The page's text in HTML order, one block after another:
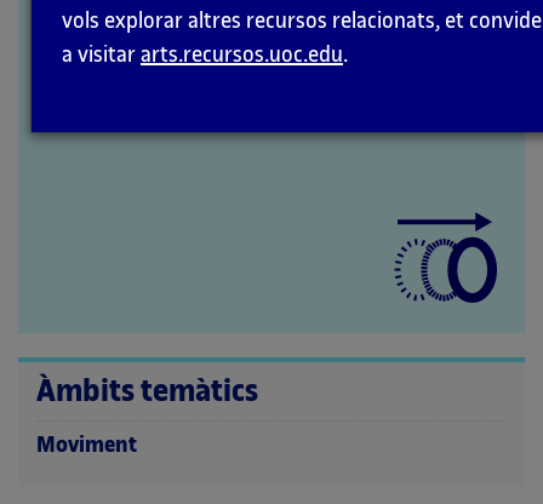
Àmbits temàtics
Moviment
vols explorar altres recursos relacionats, et
a visitar arts.recursos.uoc.edu.